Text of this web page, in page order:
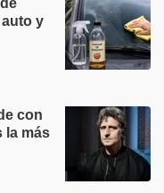
y
con
la más